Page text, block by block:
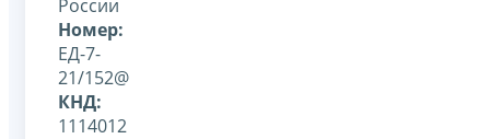
России
Номер:
ЕД-7-
21/152@
КНД:
1114012